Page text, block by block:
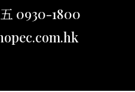
0930-1800